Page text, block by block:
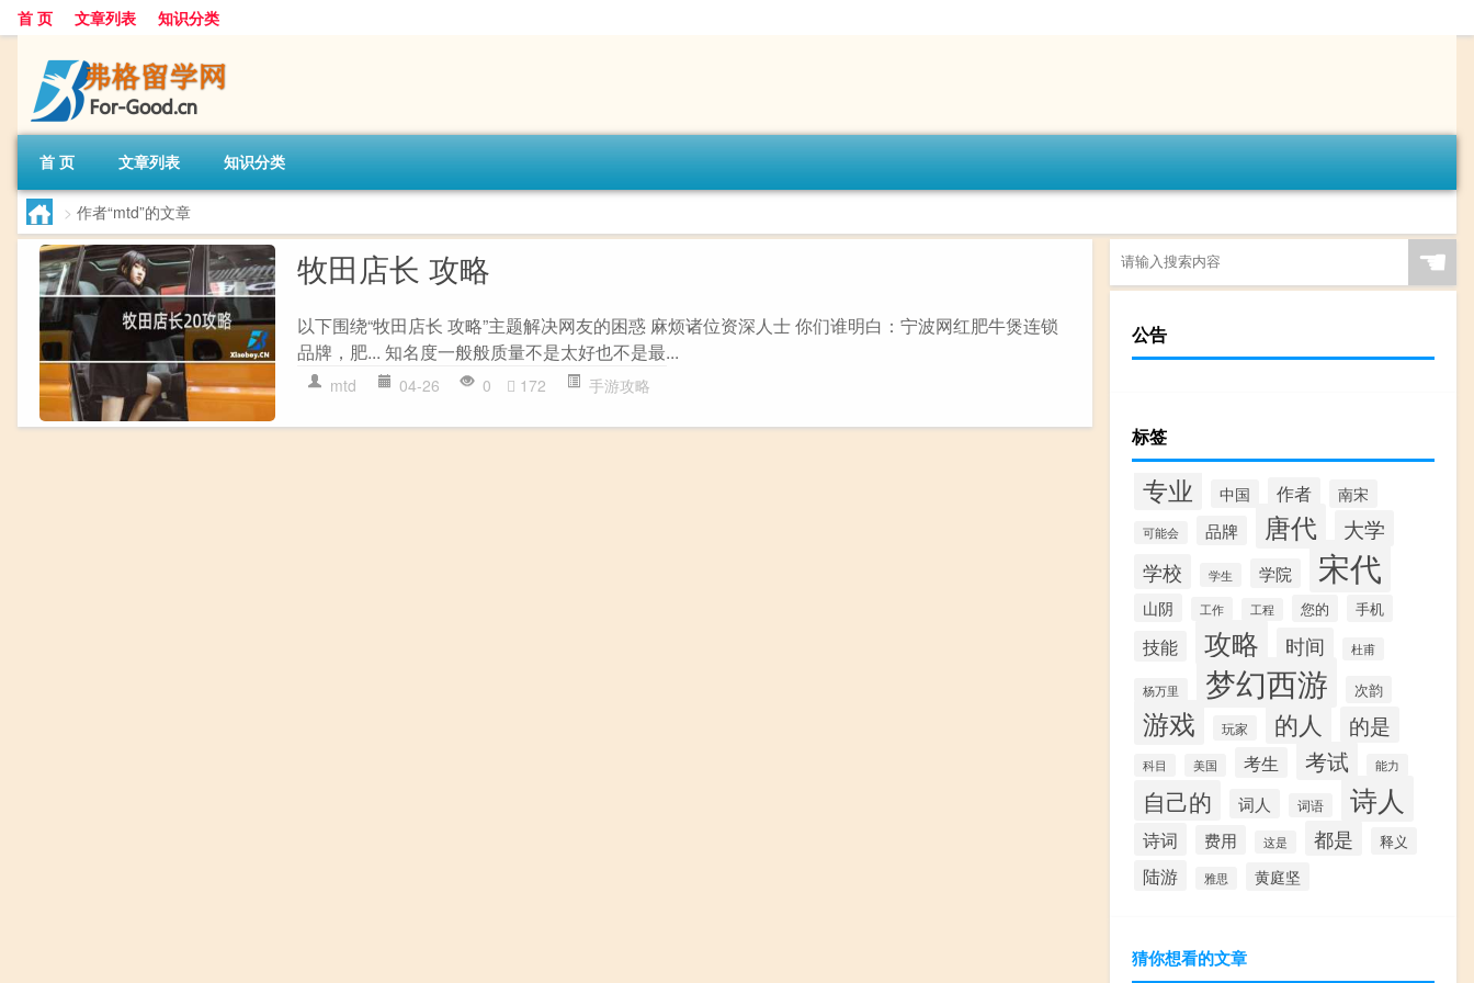
首 页 文章列表 知识分类
首 页 文章列表 知识分类
> 作者“mtd”的文章
牧田店长 攻略
以下围绕“牧田店长 攻略”主题解决网友的困惑 麻烦诸位资深人士 你们谁明白：宁波网红肥牛煲连锁
品牌，肥... 知名度一般般质量不是太好也不是最...
mtd 04-26 0 172 手游攻略
☚
公告
标签
专业 中国 作者 南宋
可能会 品牌 唐代 大学
学校 学生 学院 宋代
山阴 工作 工程 您的 手机
技能 攻略 时间 杜甫
杨万里 梦幻西游 次韵
游戏 玩家 的人 的是
科目 美国 考生 考试 能力
自己的 词人 词语 诗人
诗词 费用 这是 都是 释义
陆游 雅思 黄庭坚
猜你想看的文章